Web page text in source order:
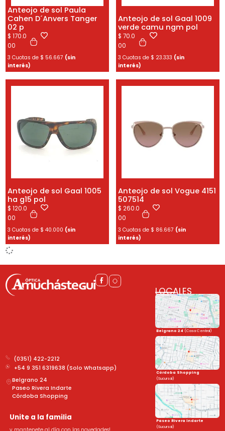
Anteojo de sol Paula
Cahen D´Anvers Tanger
02 p
$ 170.0
00
3 Cuotas de $ 56.667 (sin
interés)
Anteojo de sol Gaal 1009
verde camu ngm pol
$ 70.0
00
3 Cuotas de $ 23.333 (sin
interés)
Anteojo de sol Gaal 1005
ha g15 pol
$ 120.0
00
3 Cuotas de $ 40.000 (sin
interés)
Anteojo de sol Vogue 4151
507514
$ 260.0
00
3 Cuotas de $ 86.667 (sin
interés)
(0351) 422-2212
+54 9 351 6319638 (Solo Whatsapp)
Belgrano 24
Paseo Rivera Indarte
Córdoba Shopping
Unite a la familia
LOCALES
Belgrano 24 (Casa Central)
Córdoba Shopping
(Sucursal)
Paseo Rivera Indarte
(Sucursal)